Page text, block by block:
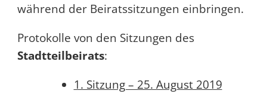
während der Beiratssitzungen einbringen.
Protokolle von den Sitzungen des
Stadtteilbeirats:
1. Sitzung – 25. August 2019